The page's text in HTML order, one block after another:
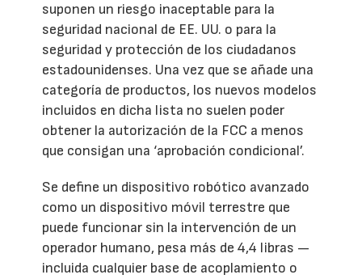
suponen un riesgo inaceptable para la
seguridad nacional de EE. UU. o para la
seguridad y protección de los ciudadanos
estadounidenses. Una vez que se añade una
categoría de productos, los nuevos modelos
incluidos en dicha lista no suelen poder
obtener la autorización de la FCC a menos
que consigan una ‘aprobación condicional’.
Se define un dispositivo robótico avanzado
como un dispositivo móvil terrestre que
puede funcionar sin la intervención de un
operador humano, pesa más de 4,4 libras —
incluida cualquier base de acoplamiento o